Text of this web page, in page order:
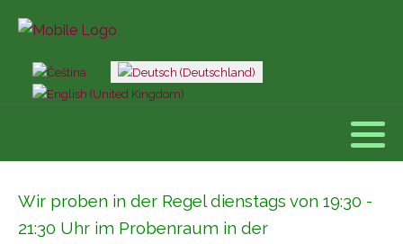
Sprache auswählen
Wir proben in der Regel dienstags von 19:30 -
21:30 Uhr im Probenraum in der